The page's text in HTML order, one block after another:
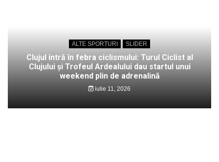
ALTE SPORTURI SLIDER
Clujul intră în febra ciclismului: Turul Ciclist al
Clujului și Trofeul Ardealului dau startul unui
weekend plin de adrenalină
iulie 11, 2026